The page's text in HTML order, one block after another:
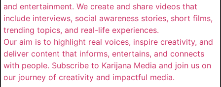
and entertainment. We create and share videos that
include interviews, social awareness stories, short films,
trending topics, and real-life experiences.
Our aim is to highlight real voices, inspire creativity, and
deliver content that informs, entertains, and connects
with people. Subscribe to Karijana Media and join us on
our journey of creativity and impactful media.